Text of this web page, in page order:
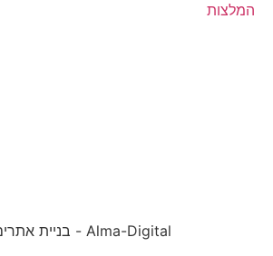
המלצות
Alma-Digital - בניית אתרים ושיווק דיגיטלי